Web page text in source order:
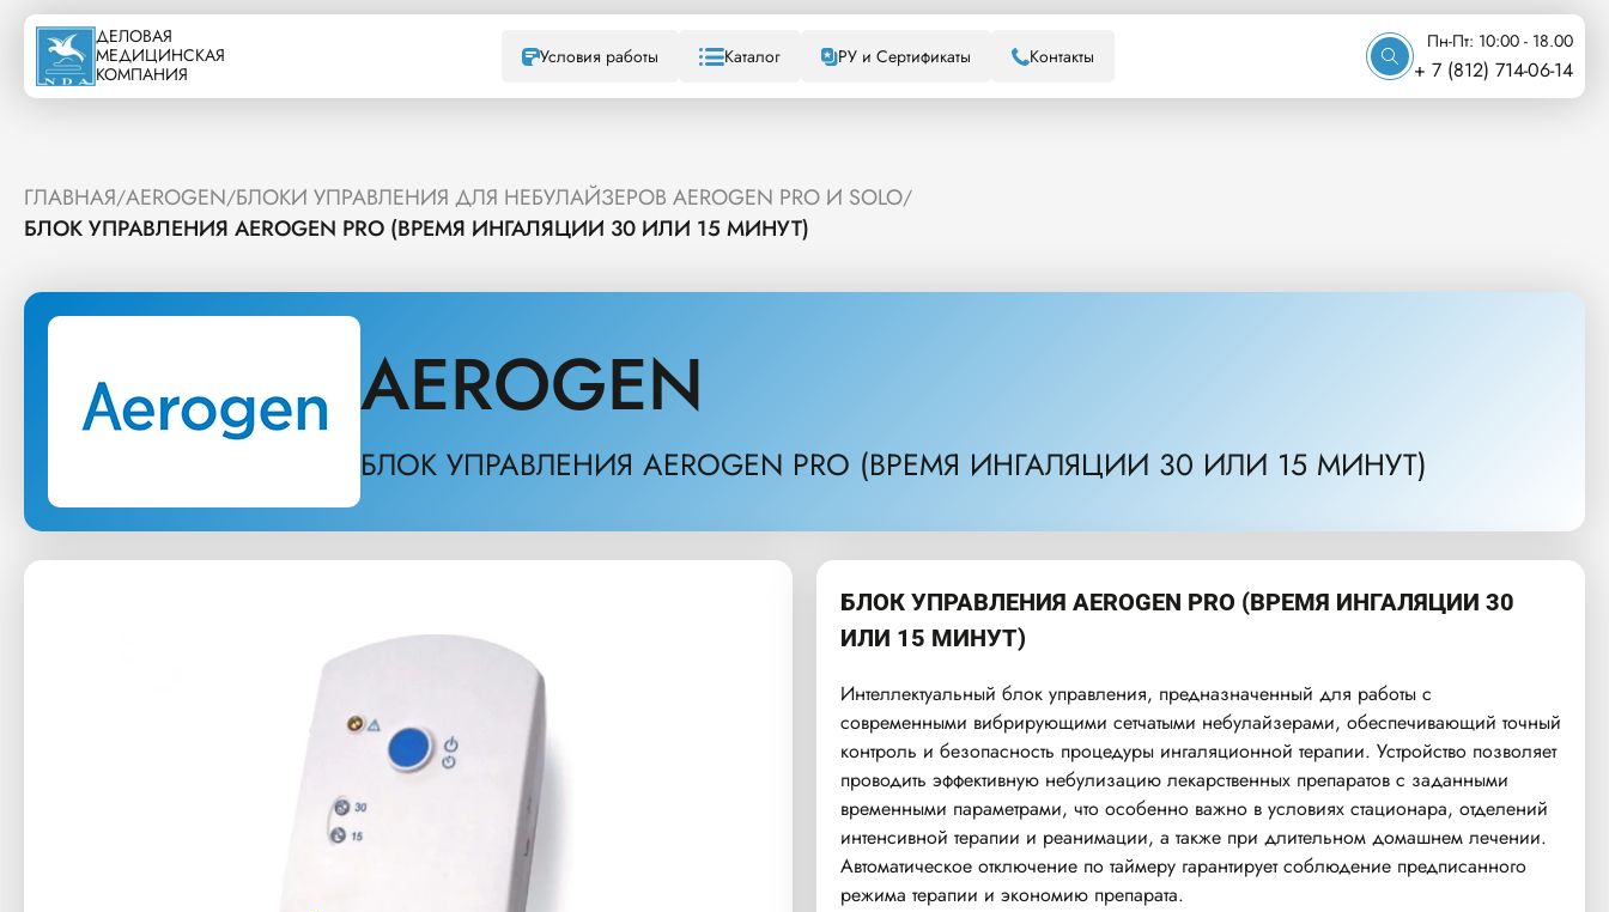
ДЕЛОВАЯ
МЕДИЦИНСКАЯ
КОМПАНИЯ
Условия работы Каталог РУ и Сертификаты Контакты
Пн-Пт: 10:00 - 18.00
+ 7 (812) 714-06-14
ГЛАВНАЯ/AEROGEN/БЛОКИ УПРАВЛЕНИЯ ДЛЯ НЕБУЛАЙЗЕРОВ AEROGEN PRO И SOLO/
БЛОК УПРАВЛЕНИЯ AEROGEN PRO (ВРЕМЯ ИНГАЛЯЦИИ 30 ИЛИ 15 МИНУТ)
AEROGEN
БЛОК УПРАВЛЕНИЯ AEROGEN PRO (ВРЕМЯ ИНГАЛЯЦИИ 30 ИЛИ 15 МИНУТ)
БЛОК УПРАВЛЕНИЯ AEROGEN PRO (ВРЕМЯ ИНГАЛЯЦИИ 30
ИЛИ 15 МИНУТ)
Интеллектуальный блок управления, предназначенный для работы с
современными вибрирующими сетчатыми небулайзерами, обеспечивающий точный
контроль и безопасность процедуры ингаляционной терапии. Устройство позволяет
проводить эффективную небулизацию лекарственных препаратов с заданными
временными параметрами, что особенно важно в условиях стационара, отделений
интенсивной терапии и реанимации, а также при длительном домашнем лечении.
Автоматическое отключение по таймеру гарантирует соблюдение предписанного
режима терапии и экономию препарата.